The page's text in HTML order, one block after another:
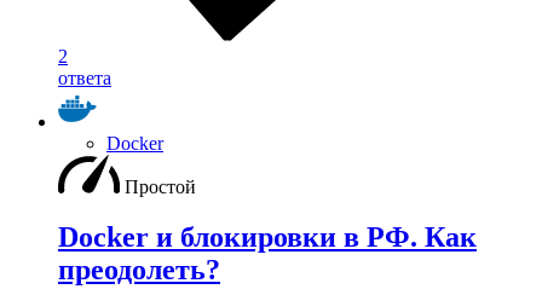
2
ответа
Docker
Простой
Docker и блокировки в РФ. Как
преодолеть?